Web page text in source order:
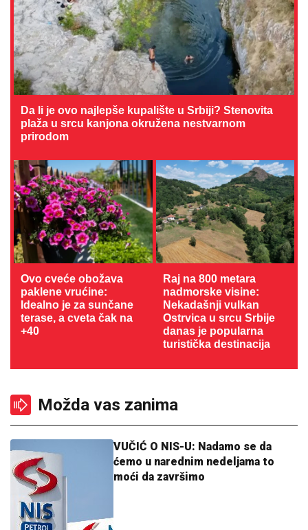
Da li je ovo najlepše kupalište u Srbiji? Stenovita
plaža u srcu kanjona okružena nestvarnom
prirodom
Ovo cveće obožava
paklene vrućine:
Idealno je za sunčane
terase, a cveta čak na
+40
Raj na 800 metara
nadmorske visine:
Nekadašnji vulkan
Ostrvica u srcu Srbije
danas je popularna
turistička destinacija
Možda vas zanima
VUČIĆ O NIS-U: Nadamo se da
ćemo u narednim nedeljama to
moći da završimo